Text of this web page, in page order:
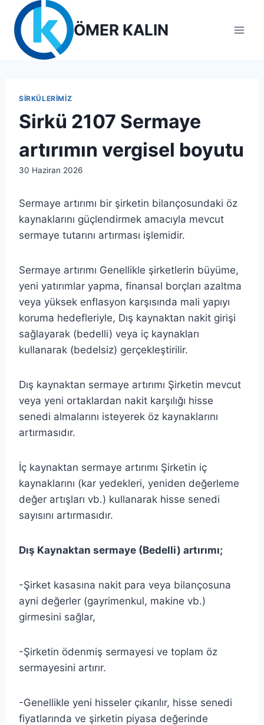
content
ÖMER KALIN
SIRKÜLERIMIZ
Sirkü 2107 Sermaye
artırımın vergisel boyutu
By
30 Haziran 2026
Sermaye artırımı bir şirketin bilançosundaki öz
kaynaklarını güçlendirmek amacıyla mevcut
sermaye tutarını artırması işlemidir.
Sermaye artırımı Genellikle şirketlerin büyüme,
yeni yatırımlar yapma, finansal borçları azaltma
veya yüksek enflasyon karşısında mali yapıyı
koruma hedefleriyle, Dış kaynaktan nakit girişi
sağlayarak (bedelli) veya iç kaynakları
kullanarak (bedelsiz) gerçekleştirilir.
Dış kaynaktan sermaye artırımı Şirketin mevcut
veya yeni ortaklardan nakit karşılığı hisse
senedi almalarını isteyerek öz kaynaklarını
artırmasıdır.
İç kaynaktan sermaye artırımı Şirketin iç
kaynaklarını (kar yedekleri, yeniden değerleme
değer artışları vb.) kullanarak hisse senedi
sayısını artırmasıdır.
Dış Kaynaktan sermaye (Bedelli) artırımı;
-Şirket kasasına nakit para veya bilançosuna
ayni değerler (gayrimenkul, makine vb.)
girmesini sağlar,
-Şirketin ödenmiş sermayesi ve toplam öz
sermayesini artırır.
-Genellikle yeni hisseler çıkarılır, hisse senedi
fiyatlarında ve şirketin piyasa değerinde